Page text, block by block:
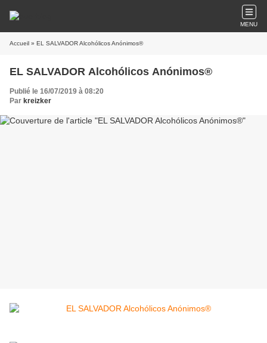
MENU
Accueil » EL SALVADOR Alcohólicos Anónimos®
EL SALVADOR Alcohólicos Anónimos®
Publié le 16/07/2019 à 08:20
Par kreizker